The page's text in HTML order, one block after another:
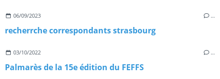
06/09/2023 …
recherrche correspondants strasbourg
03/10/2022 …
Palmarès de la 15e édition du FEFFS